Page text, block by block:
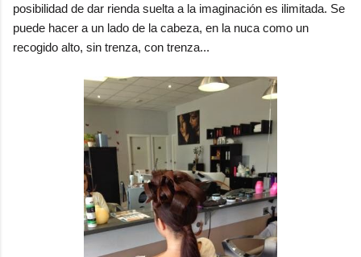
posibilidad de dar rienda suelta a la imaginación es ilimitada. Se
puede hacer a un lado de la cabeza, en la nuca como un
recogido alto, sin trenza, con trenza...